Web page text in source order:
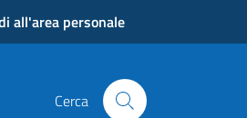
all'area personale
Cerca